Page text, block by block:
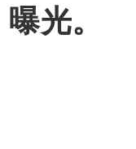
曝光。